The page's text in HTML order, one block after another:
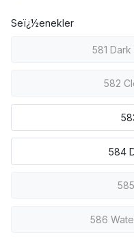
Seï¿½enekler
581
582
584
586